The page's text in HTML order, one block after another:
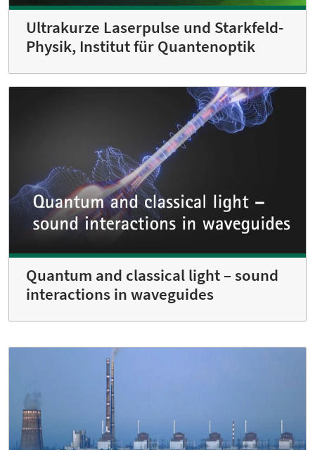
Ultrakurze Laserpulse und Starkfeld-
Physik, Institut für Quantenoptik
Quantum and classical light – sound
interactions in waveguides